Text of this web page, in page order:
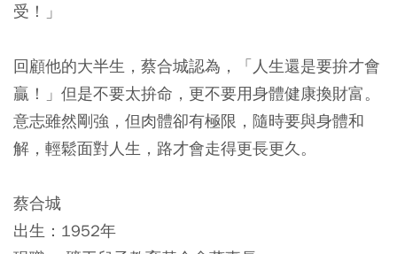
受！」
回顧他的大半生，蔡合城認為，「人生還是要拚才會
贏！」但是不要太拚命，更不要用身體健康換財富。
意志雖然剛強，但肉體卻有極限，隨時要與身體和
解，輕鬆面對人生，路才會走得更長更久。
蔡合城
出生：1952年